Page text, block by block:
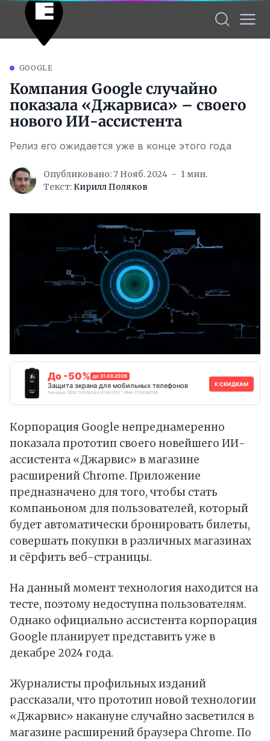
GOOGLE
Компания Google случайно
показала «Джарвиса» – своего
нового ИИ-ассистента
Релиз его ожидается уже в конце этого года
Опубликовано: 7 Нояб. 2024
1 мин.
Текст: Кирилл Поляков
До -50% до 31.08.2026
Защита экрана для мобильных телефонов
Реклама. ООО "АЛИБАБА.КОМ (РУ)", ИНН 7703380158
К СКИДКАМ
Корпорация Google непреднамеренно
показалапрототип своего новейшего ИИ-
ассистента «Джарвис» в магазине
расширений Chrome. Приложение
предназначено для того, чтобы стать
компаньоном для пользователей, который
будет автоматически бронировать билеты,
совершать покупки в различных магазинах
и сёрфить веб-страницы.
На данный момент технология находится на
тесте, поэтому недоступна пользователям.
Однако официально ассистента корпорация
Google планирует представить уже в
декабре 2024 года.
Журналисты профильных изданий
рассказали, что прототип новой технологии
«Джарвис» накануне случайно засветился в
магазине расширений браузера Chrome. По